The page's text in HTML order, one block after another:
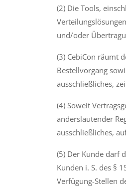
(2) Die Tools,
und/oder
(3) CebiCon räumt
Bestellvorgang
ausschließliches,
(4) Soweit
anderslautender
ausschließliches,
(5) Der Kunde darf
Kunden i. S. des §
Verfügung-Stellen